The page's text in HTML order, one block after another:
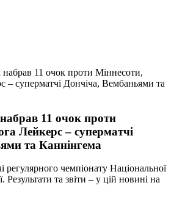
11 очок проти Міннесоти,
– суперматчі Дончіча, Вембаньями та
11 очок проти
Лейкерс – суперматчі
та Каннінгема
регулярного чемпіонату Національної
Результати та звіти – у цій новині на